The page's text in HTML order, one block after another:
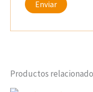
Productos